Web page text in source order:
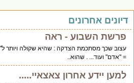
אחרונים
השבוע - ראה
שכך מסתכמת הצדקה : שהיא שקולה ויותר
ועוד... . שהוא..
יידע אחרון צאצאיי.....